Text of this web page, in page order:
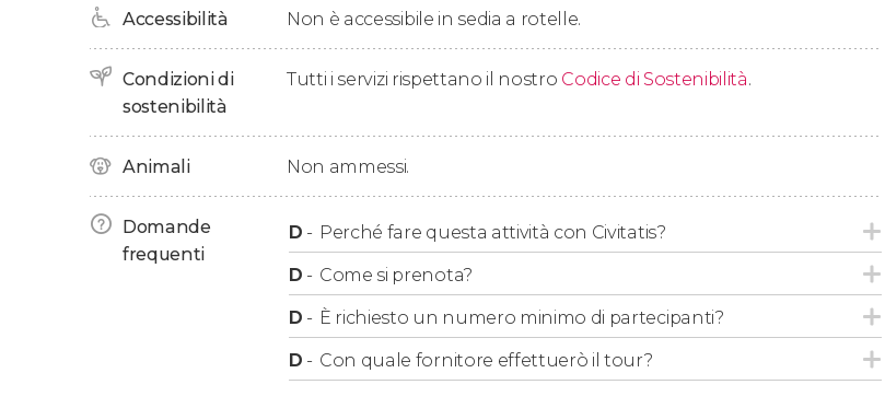
Concluderemo l'escursione alle 16:00 facendo ritorno a Pirano.
Accessibilità Non è accessibile in sedia a rotelle.
Condizioni di
sostenibilità
Tutti i servizi rispettano il nostro Codice di Sostenibilità.
Animali Non ammessi.
Domande
frequenti
D - Perché fare questa attività con Civitatis?
D - Come si prenota?
D - È richiesto un numero minimo di partecipanti?
D - Con quale fornitore effettuerò il tour?